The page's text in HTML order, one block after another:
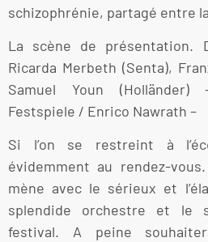
schizophrénie, partagé entre
La scène de présentation.
Ricarda Merbeth (Senta),
Samuel Youn (Holländer)
Festspiele / Enrico Nawrath –
Si l’on se restreint à
évidemment au rendez-
mène avec le sérieux et
splendide orchestre et le
festival. A peine